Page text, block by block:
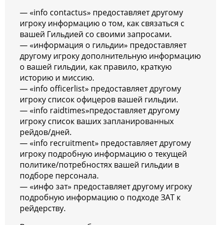
— «info contactus» предоставляет другому
игроку информацию о том, как связаться с
вашей Гильдией со своими запросами.
— «информация о гильдии» предоставляет
другому игроку дополнительную информацию
о вашей гильдии, как правило, краткую
историю и миссию.
— «info officerlist» предоставляет другому
игроку список офицеров вашей гильдии.
— «info raidtimes»предоставляет другому
игроку список ваших запланированных
рейдов/дней.
— «info recruitment» предоставляет другому
игроку подробную информацию о текущей
политике/потребностях вашей гильдии в
подборе персонала.
— «инфо зат» предоставляет другому игроку
подробную информацию о подходе ЗАТ к
рейдерству.